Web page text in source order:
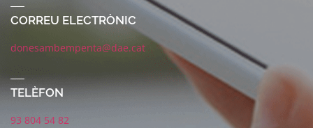
CORREU ELECTRÒNIC
donesambempenta@dae.cat
TELÈFON
93 804 54 82